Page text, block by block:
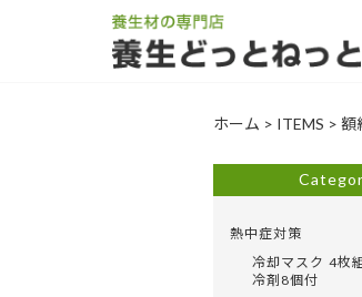
ホーム > ITEMS > 額
熱中症対策
冷却マスク 4枚
冷剤8個付